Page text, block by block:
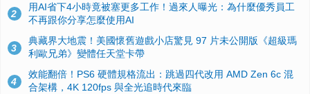
2
用AI省下4小時竟被塞更多工作！過來人曝光：為什麼優秀員工
不再跟你分享怎麼使用AI
3
典藏界大地震！美國懷舊遊戲小店驚見 97 片未公開版《超級瑪
利歐兄弟》變體任天堂卡帶
4
效能翻倍！PS6 硬體規格流出：跳過四代改用 AMD Zen 6c 混
合架構，4K 120fps 與全光追時代來臨